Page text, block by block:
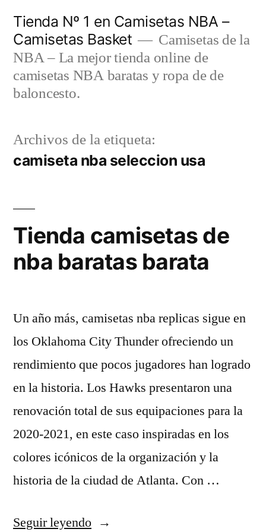
contenido
Tienda Nº 1 en Camisetas NBA –
Camisetas Basket
Camisetas de la
NBA – La mejor tienda online de
camisetas NBA baratas y ropa de de
baloncesto.
Archivos de la etiqueta:
camiseta nba seleccion usa
Tienda camisetas de
nba baratas barata
Un año más, camisetas nba replicas sigue en
los Oklahoma City Thunder ofreciendo un
rendimiento que pocos jugadores han logrado
en la historia. Los Hawks presentaron una
renovación total de sus equipaciones para la
2020-2021, en este caso inspiradas en los
colores icónicos de la organización y la
historia de la ciudad de Atlanta. Con …
Seguir leyendo«Tienda